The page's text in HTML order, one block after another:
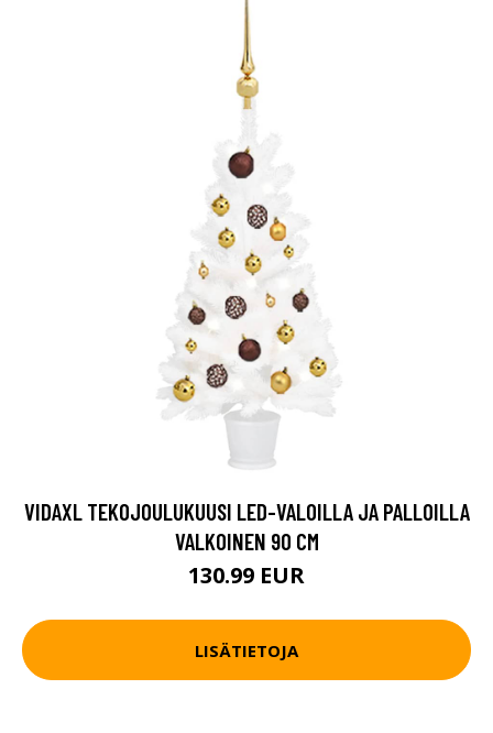
VIDAXL TEKOJOULUKUUSI LED-VALOILLA JA PALLOILLA
VALKOINEN 90 CM
130.99 EUR
LISÄTIETOJA